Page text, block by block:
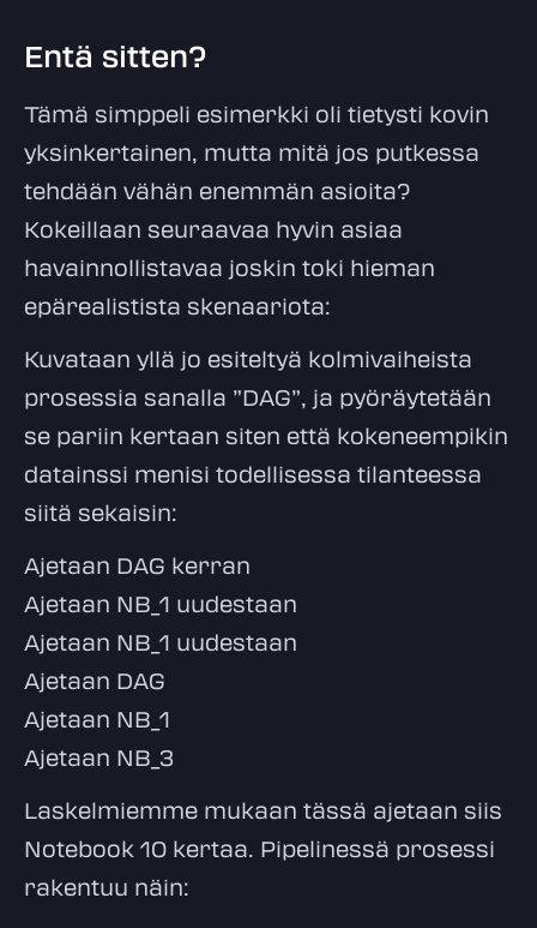
Entä sitten?
Tämä simppeli esimerkki oli tietysti kovin
yksinkertainen, mutta mitä jos putkessa
tehdään vähän enemmän asioita?
Kokeillaan seuraavaa hyvin asiaa
havainnollistavaa joskin toki hieman
epärealistista skenaariota:
Kuvataan yllä jo esiteltyä kolmivaiheista
prosessia sanalla ”DAG”, ja pyöräytetään
se pariin kertaan siten että kokeneempikin
datainssi menisi todellisessa tilanteessa
siitä sekaisin:
Ajetaan DAG kerran
Ajetaan NB_1 uudestaan
Ajetaan NB_1 uudestaan
Ajetaan DAG
Ajetaan NB_1
Ajetaan NB_3
Laskelmiemme mukaan tässä ajetaan siis
Notebook 10 kertaa. Pipelinessä prosessi
rakentuu näin: